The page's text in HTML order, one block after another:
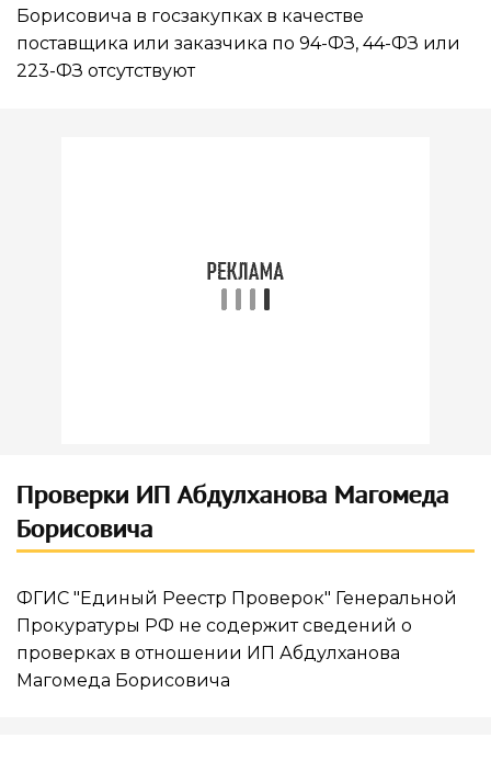
Борисовича в госзакупках в качестве
поставщика или заказчика по 94-ФЗ, 44-ФЗ или
223-ФЗ отсутствуют
Проверки ИП Абдулханова Магомеда
Борисовича
ФГИС "Единый Реестр Проверок" Генеральной
Прокуратуры РФ не содержит сведений о
проверках в отношении ИП Абдулханова
Магомеда Борисовича